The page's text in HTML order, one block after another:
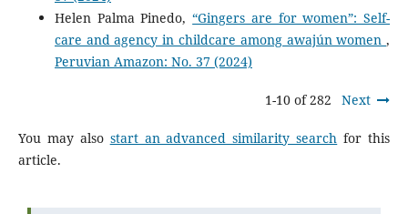
Helen Palma Pinedo,“Gingers are for women”: Self-
care and agency in childcare among awajún women,
Peruvian Amazon: No. 37 (2024)
1-10 of 282 Next
You may also start an advanced similarity search for this
article.